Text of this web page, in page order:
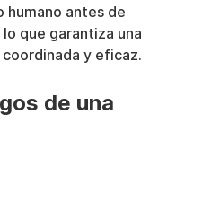
humano antes de
que garantiza una
y eficaz.
de una